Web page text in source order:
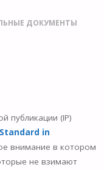
ДОКУМЕНТЫ
публикации (IP)
in
внимание в котором
не взимают